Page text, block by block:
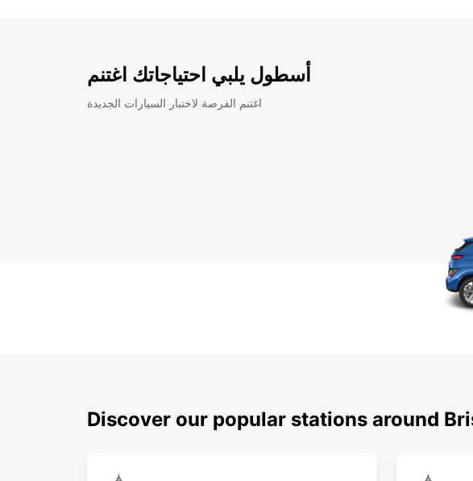
أسطول يلبي احتياجاتك اغتنم
اغتنم الفرصة لاختبار السيارات الجديدة
Discover our popular stations around